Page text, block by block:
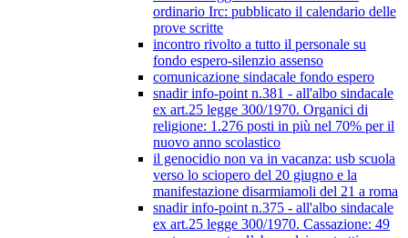
ordinario Irc: pubblicato il calendario delle
prove scritte
incontro rivolto a tutto il personale su
fondo espero-silenzio assenso
comunicazione sindacale fondo espero
snadir info-point n.381 - all'albo sindacale
ex art.25 legge 300/1970. Organici di
religione: 1.276 posti in più nel 70% per il
nuovo anno scolastico
il genocidio non va in vacanza: usb scuola
verso lo sciopero del 20 giugno e la
manifestazione disarmiamoli del 21 a roma
snadir info-point n.375 - all'albo sindacale
ex art.25 legge 300/1970. Cassazione: 49